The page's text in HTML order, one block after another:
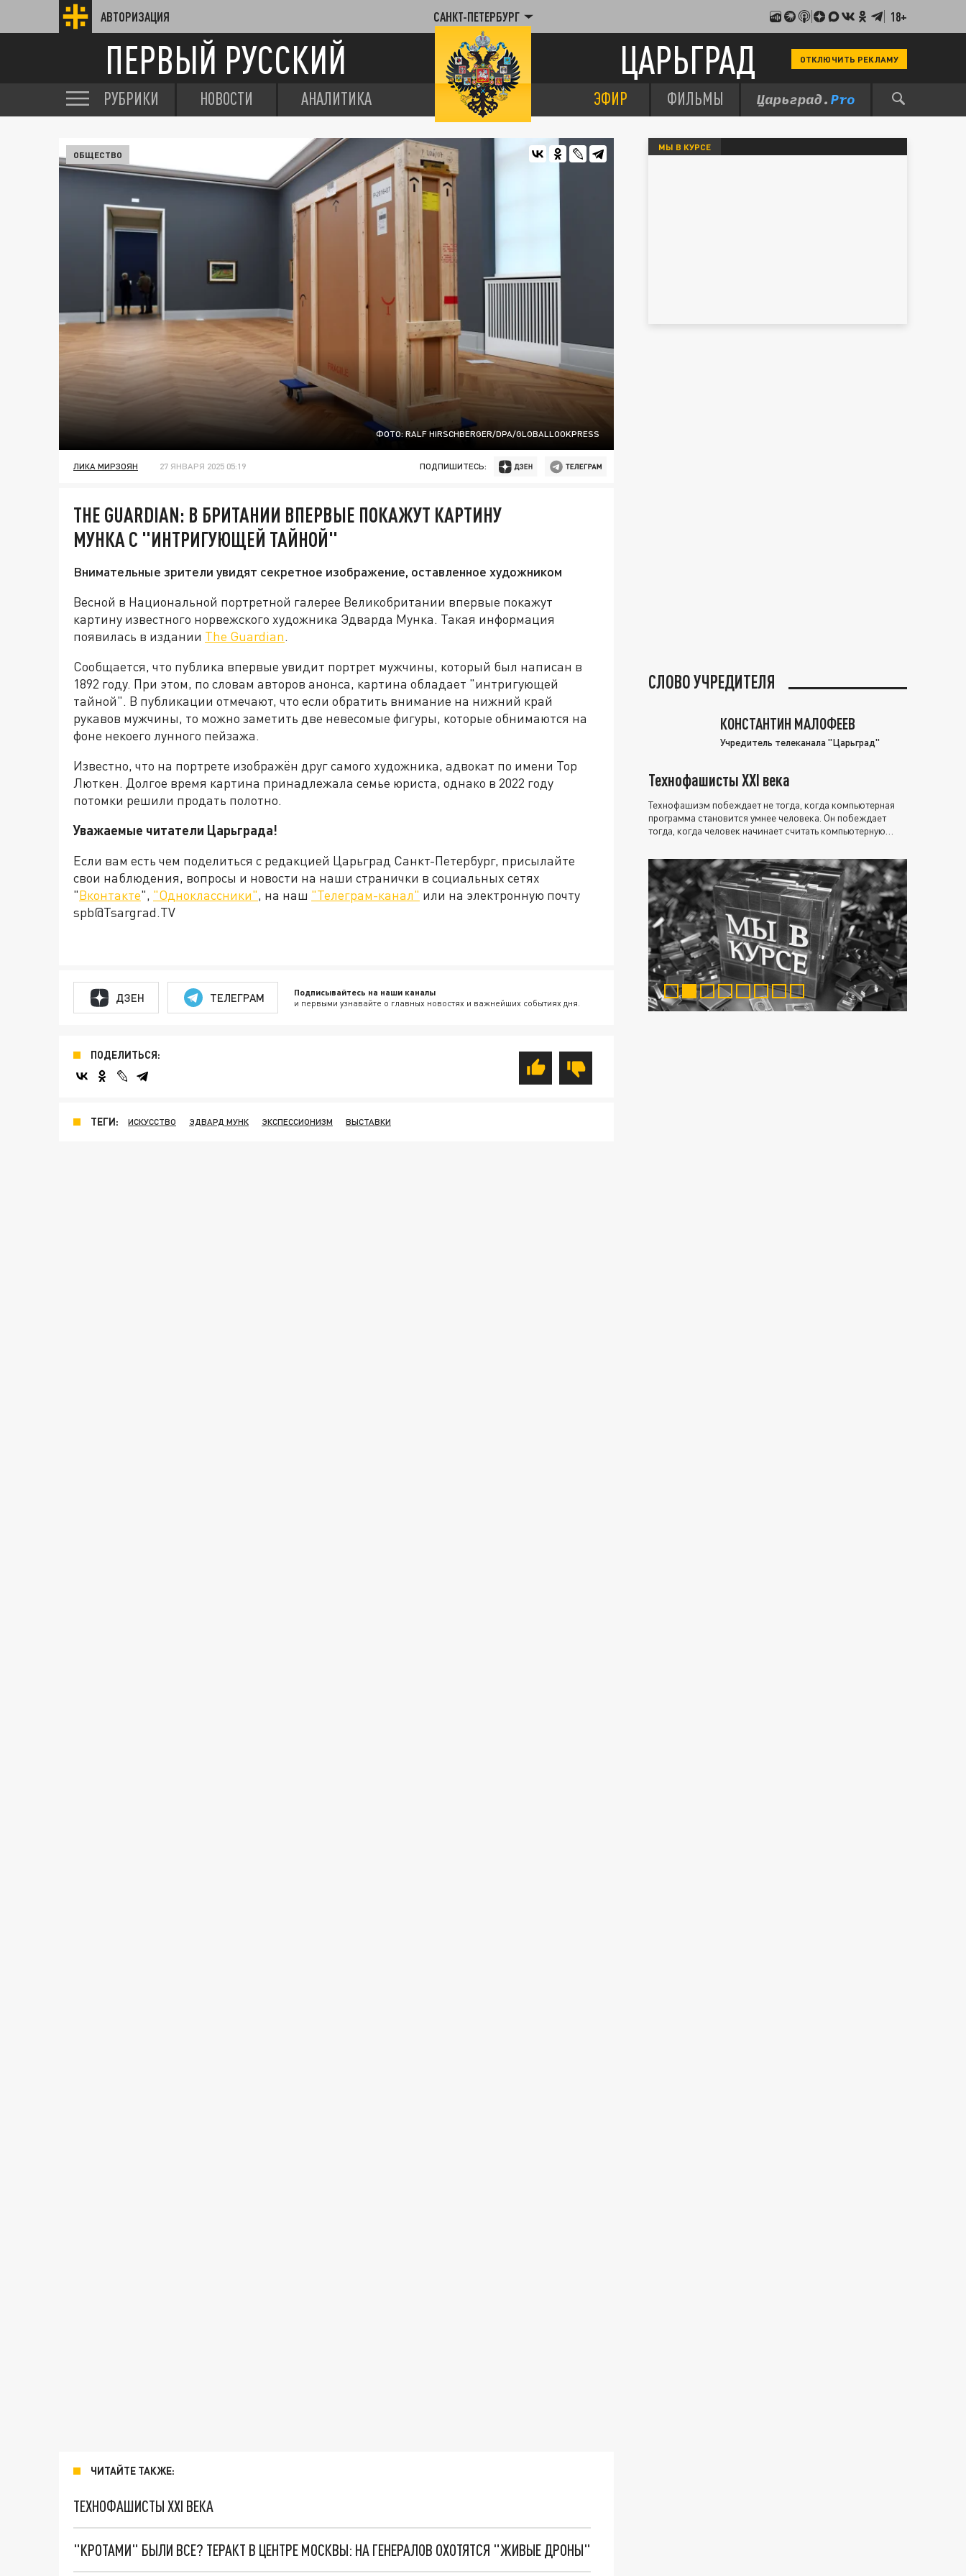
АВТОРИЗАЦИЯ САНКТ-ПЕТЕРБУРГ 18+
ПЕРВЫЙ РУССКИЙ ЦАРЬГРАД ОТКЛЮЧИТЬ РЕКЛАМУ
РУБРИКИ НОВОСТИ АНАЛИТИКА ЭФИР ФИЛЬМЫ
ФОТО: RALF HIRSCHBERGER/DPA/GLOBALLOOKPRESS
ОБЩЕСТВО
ЛИКА МИРЗОЯН 27 ЯНВАРЯ 2025 05:19 ПОДПИШИТЕСЬ:
THE GUARDIAN: В БРИТАНИИ ВПЕРВЫЕ ПОКАЖУТ КАРТИНУ
МУНКА С "ИНТРИГУЮЩЕЙ ТАЙНОЙ"
Внимательные зрители увидят секретное изображение, оставленное художником
Весной в Национальной портретной галерее Великобритании впервые покажут
картину известного норвежского художника Эдварда Мунка. Такая информация
появилась в издании The Guardian.
Сообщается, что публика впервые увидит портрет мужчины, который был написан в
1892 году. При этом, по словам авторов анонса, картина обладает "интригующей
тайной". В публикации отмечают, что если обратить внимание на нижний край
рукавов мужчины, то можно заметить две невесомые фигуры, которые обнимаются на
фоне некоего лунного пейзажа.
Известно, что на портрете изображён друг самого художника, адвокат по имени Тор
Люткен. Долгое время картина принадлежала семье юриста, однако в 2022 году
потомки решили продать полотно.
Уважаемые читатели Царьграда!
Если вам есть чем поделиться с редакцией Царьград Санкт-Петербург, присылайте
свои наблюдения, вопросы и новости на наши странички в социальных сетях
"Вконтакте", "Одноклассники", на наш "Телеграм-канал" или на электронную почту
spb@Tsargrad.TV
ДЗЕН ТЕЛЕГРАМ Подписывайтесь на наши каналы
и первыми узнавайте о главных новостях и важнейших событиях дня.
ПОДЕЛИТЬСЯ:
ТЕГИ: ИСКУССТВО ЭДВАРД МУНК ЭКСПЕССИОНИЗМ ВЫСТАВКИ
ЧИТАЙТЕ ТАКЖЕ:
ТЕХНОФАШИСТЫ XXI ВЕКА
"КРОТАМИ" БЫЛИ ВСЕ? ТЕРАКТ В ЦЕНТРЕ МОСКВЫ: НА ГЕНЕРАЛОВ ОХОТЯТСЯ "ЖИВЫЕ ДРОНЫ"
МЫ В КУРСЕ
СЛОВО УЧРЕДИТЕЛЯ
КОНСТАНТИН МАЛОФЕЕВ
Учредитель телеканала "Царьград"
Технофашисты XXI века
Технофашизм побеждает не тогда, когда компьютерная
программа становится умнее человека. Он побеждает
тогда, когда человек начинает считать компьютерную